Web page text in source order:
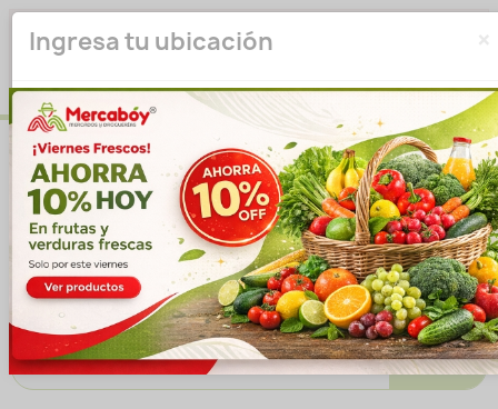
Seleccione su ubicación para que podamos verificar si
actualmente prestamos servicio en su área.
Ingresa tu ubicación
Introducir ubicación
No volver a mostrar esta ventana emergente
IR A LA TIENDA
Buscar